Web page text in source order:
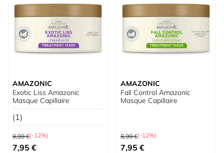
AMAZONIC
Exotic Liss Amazonic
Masque Capillaire
(1)
Prix normal
8,99 €(-12%)
Prix spécial
7,95 €
AMAZONIC
Fall Control Amazonic
Masque Capillaire
Prix normal
8,99 €(-12%)
Prix spécial
7,95 €